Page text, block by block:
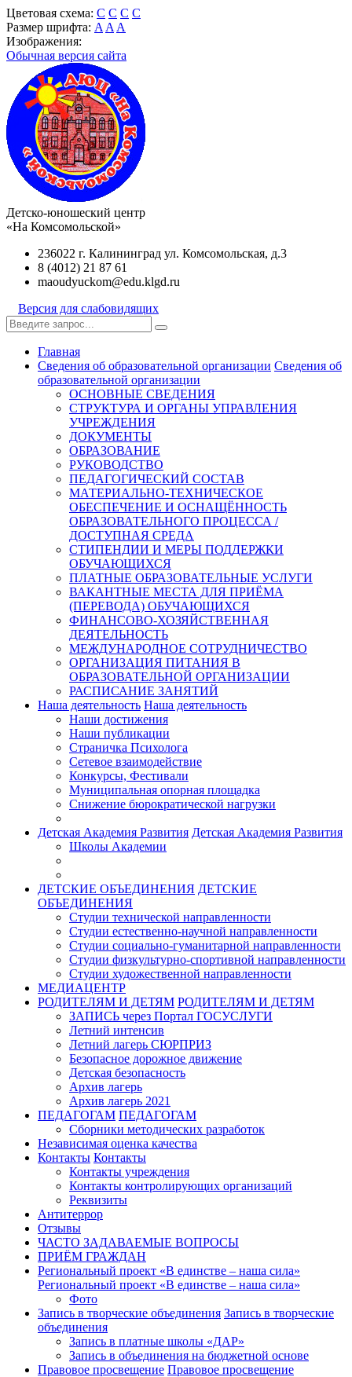
Цветовая схема: C C C C
Размер шрифта: A A A
Изображения:
Обычная версия сайта
Детско-юношеский центр
«На Комсомольской»
236022 г. Калининград ул. Комсомольская, д.3
8 (4012) 21 87 61
maoudyuckom@edu.klgd.ru
Версия для слабовидящих
Главная
Сведения об образовательной организации Сведения об
образовательной организации
ОСНОВНЫЕ СВЕДЕНИЯ
СТРУКТУРА И ОРГАНЫ УПРАВЛЕНИЯ
УЧРЕЖДЕНИЯ
ДОКУМЕНТЫ
ОБРАЗОВАНИЕ
РУКОВОДСТВО
ПЕДАГОГИЧЕСКИЙ СОСТАВ
МАТЕРИАЛЬНО-ТЕХНИЧЕСКОЕ
ОБЕСПЕЧЕНИЕ И ОСНАЩЁННОСТЬ
ОБРАЗОВАТЕЛЬНОГО ПРОЦЕССА /
ДОСТУПНАЯ СРЕДА
СТИПЕНДИИ И МЕРЫ ПОДДЕРЖКИ
ОБУЧАЮЩИХСЯ
ПЛАТНЫЕ ОБРАЗОВАТЕЛЬНЫЕ УСЛУГИ
ВАКАНТНЫЕ МЕСТА ДЛЯ ПРИЁМА
(ПЕРЕВОДА) ОБУЧАЮЩИХСЯ
ФИНАНСОВО-ХОЗЯЙСТВЕННАЯ
ДЕЯТЕЛЬНОСТЬ
МЕЖДУНАРОДНОЕ СОТРУДНИЧЕСТВО
ОРГАНИЗАЦИЯ ПИТАНИЯ В
ОБРАЗОВАТЕЛЬНОЙ ОРГАНИЗАЦИИ
РАСПИСАНИЕ ЗАНЯТИЙ
Наша деятельность Наша деятельность
Наши достижения
Наши публикации
Страничка Психолога
Сетевое взаимодействие
Конкурсы, Фестивали
Муниципальная опорная площадка
Снижение бюрократической нагрузки
Детская Академия Развития Детская Академия Развития
Школы Академии
ДЕТСКИЕ ОБЪЕДИНЕНИЯ ДЕТСКИЕ
ОБЪЕДИНЕНИЯ
Студии технической направленности
Студии естественно-научной направленности
Студии социально-гуманитарной направленности
Студии физкультурно-спортивной направленности
Студии художественной направленности
МЕДИАЦЕНТР
РОДИТЕЛЯМ И ДЕТЯМ РОДИТЕЛЯМ И ДЕТЯМ
ЗАПИСЬ через Портал ГОСУСЛУГИ
Летний интенсив
Летний лагерь СЮРПРИЗ
Безопасное дорожное движение
Детская безопасность
Архив лагерь
Архив лагерь 2021
ПЕДАГОГАМ ПЕДАГОГАМ
Сборники методических разработок
Независимая оценка качества
Контакты Контакты
Контакты учреждения
Контакты контролирующих организаций
Реквизиты
Антитеррор
Отзывы
ЧАСТО ЗАДАВАЕМЫЕ ВОПРОСЫ
ПРИЁМ ГРАЖДАН
Региональный проект «В единстве – наша сила»
Региональный проект «В единстве – наша сила»
Фото
Запись в творческие объединения Запись в творческие
объединения
Запись в платные школы «ДАР»
Запись в объединения на бюджетной основе
Правовое просвещение Правовое просвещение